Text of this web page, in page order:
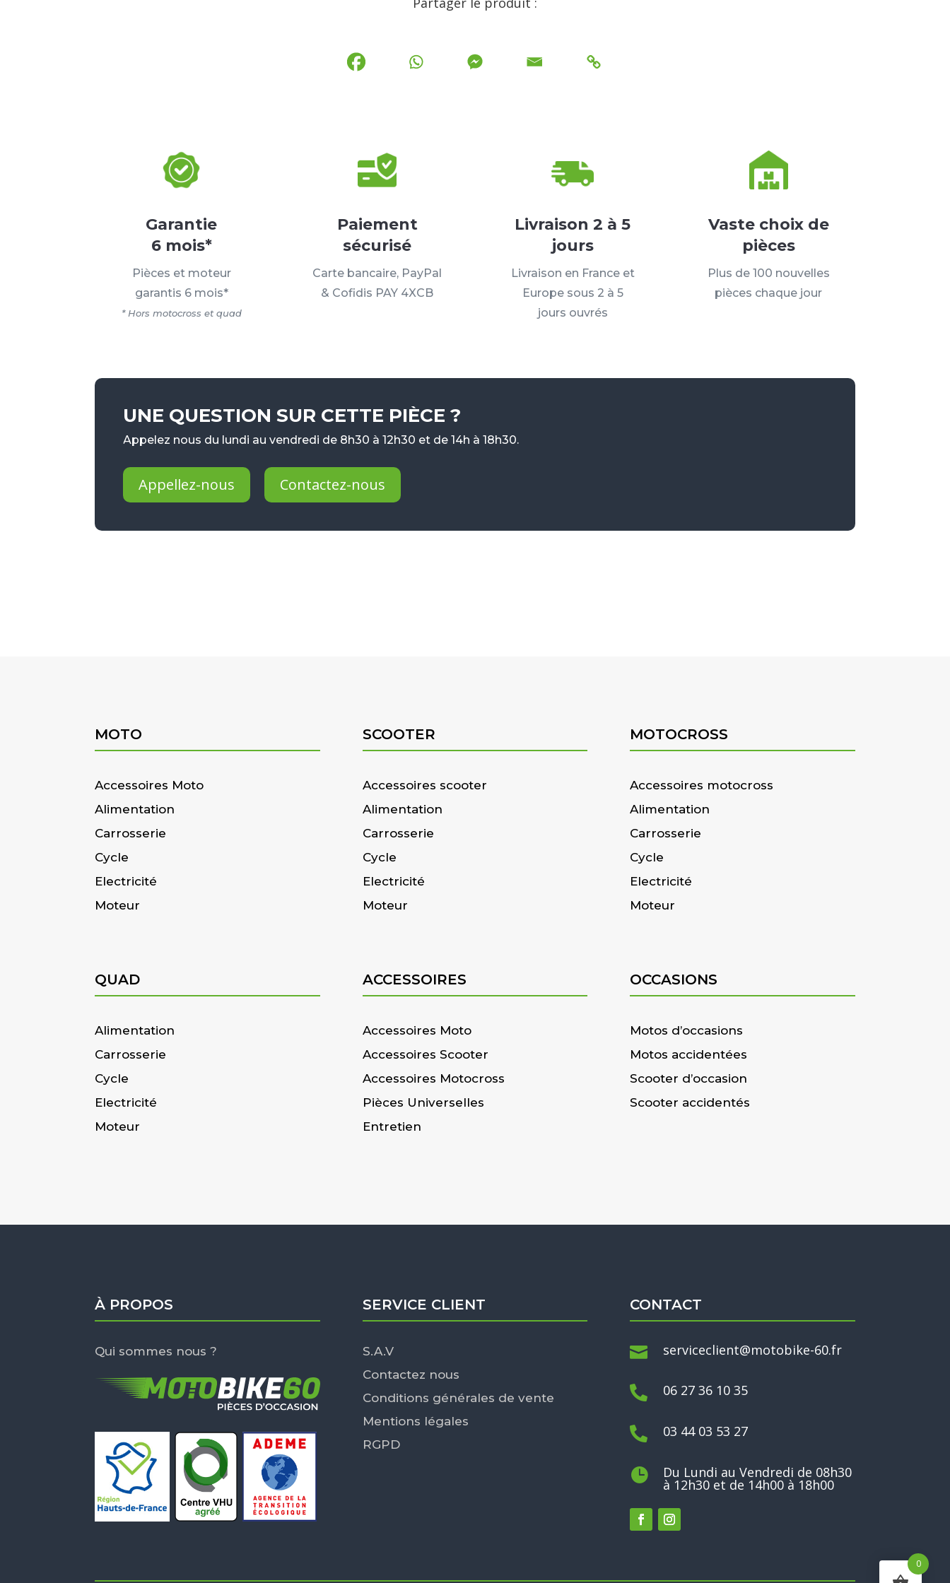
Garantie
6 mois*
Pièces et moteur
garantis 6 mois*
* Hors motocross et quad
Paiement
sécurisé
Carte bancaire, PayPal
& Cofidis PAY 4XCB
Livraison 2 à 5
jours
Livraison en France et
Europe sous 2 à 5
jours ouvrés
Vaste choix de
pièces
Plus de 100 nouvelles
pièces chaque jour
UNE QUESTION SUR CETTE PIÈCE ?
Appelez nous du lundi au vendredi de 8h30 à 12h30 et de 14h à 18h30.
Appellez-nous Contactez-nous
MOTO
Accessoires Moto
Alimentation
Carrosserie
Cycle
Electricité
Moteur
SCOOTER
Accessoires scooter
Alimentation
Carrosserie
Cycle
Electricité
Moteur
MOTOCROSS
Accessoires motocross
Alimentation
Carrosserie
Cycle
Electricité
Moteur
QUAD
Alimentation
Carrosserie
Cycle
Electricité
Moteur
ACCESSOIRES
Accessoires Moto
Accessoires Scooter
Accessoires Motocross
Pièces Universelles
Entretien
OCCASIONS
Motos d’occasions
Motos accidentées
Scooter d’occasion
Scooter accidentés
À PROPOS
Qui sommes nous ?
SERVICE CLIENT
S.A.V
Contactez nous
Conditions générales de vente
Mentions légales
RGPD
CONTACT
 serviceclient@motobike-60.fr
 06 27 36 10 35
 03 44 03 53 27
 Du Lundi au Vendredi de 08h30
à 12h30 et de 14h00 à 18h00
0